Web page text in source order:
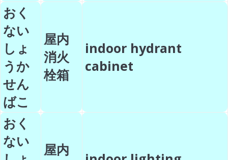
おく
ない
しょ
うか
せん
ばこ
屋内
消火
栓箱
indoor hydrant
cabinet
おく
ない
屋内